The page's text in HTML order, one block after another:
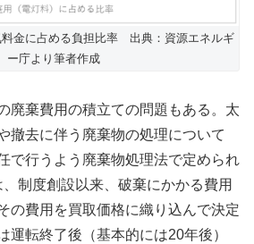
金に占める負担比率 出典：資源エネルギ
ー庁より筆者作成
廃棄費用の積立ての問題もある。太
撤去に伴う廃棄物の処理について
で行うよう廃棄物処理法で定められ
制度創設以来、破棄にかかる費用
の費用を買取価格に織り込んで決定
運転終了後（基本的には20年後）